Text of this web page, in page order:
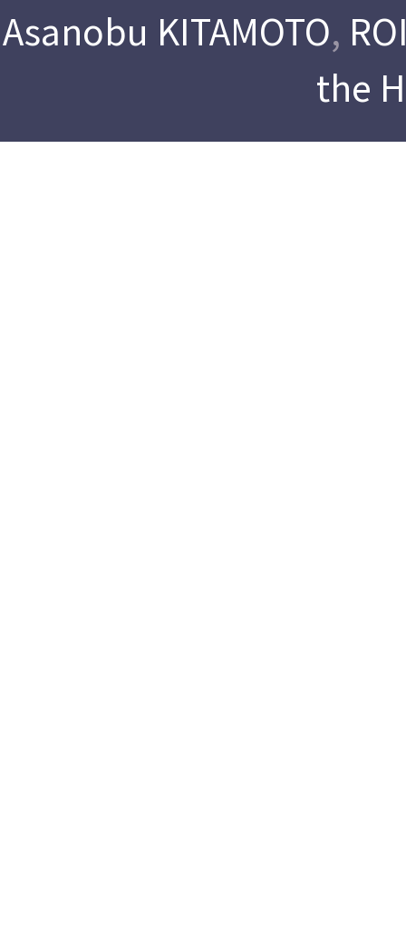
Asanobu KITAMOTO,
the